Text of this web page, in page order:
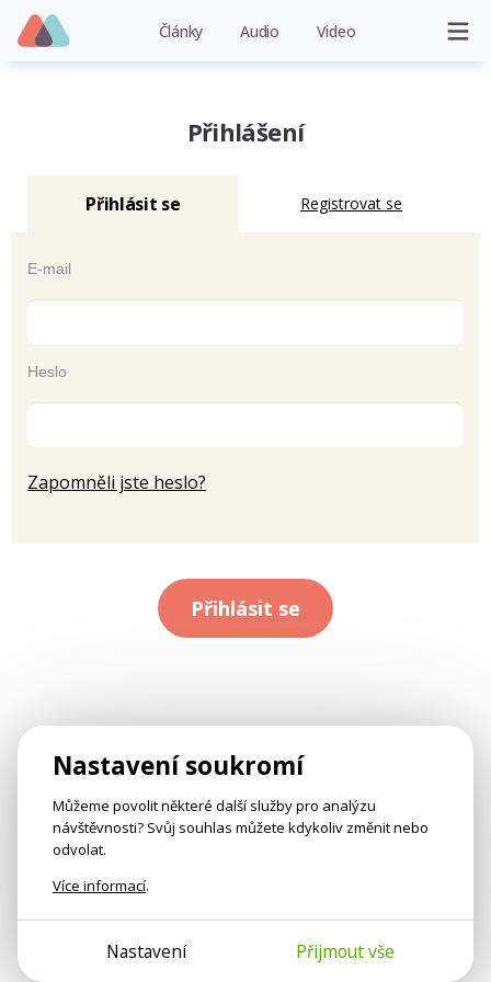
Články Audio Video
Přihlášení
Přihlásit se Registrovat se
E-mail
Heslo
Zapomněli jste heslo?
Přihlásit se
Nastavení soukromí
Můžeme povolit některé další služby pro analýzu
návštěvnosti? Svůj souhlas můžete kdykoliv změnit nebo
odvolat.
Více informací.
Nastavení Přijmout vše